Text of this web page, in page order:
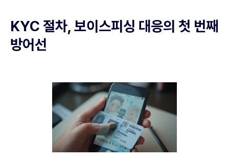
KYC 절차, 보이스피싱 대응의 첫 번째
방어선